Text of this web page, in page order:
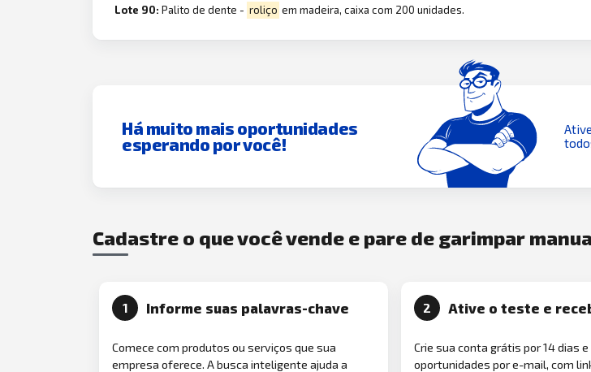
Lote 90:Palito de dente - roliço em madeira, caixa com 200 unidades.
Há muito mais oportunidades
esperando por você!
Cadastre o que você vende e pare de garimpar
1 Informe suas palavras-chave
Comece com produtos ou serviços que sua
empresa oferece. A busca inteligente ajuda a
2 Ative o teste e
Crie sua conta grátis por 14 dias e
oportunidades por e-mail, com